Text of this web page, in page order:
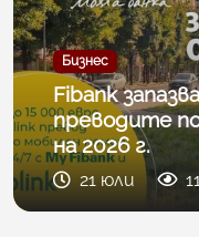
Бизнес
Fibank
преводите
на 2026 г.
21 юли